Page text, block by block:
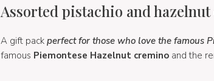
Assorted pistachio and
A gift packperfect for those who love the famous
famous Piemontese Hazelnut creminoand the